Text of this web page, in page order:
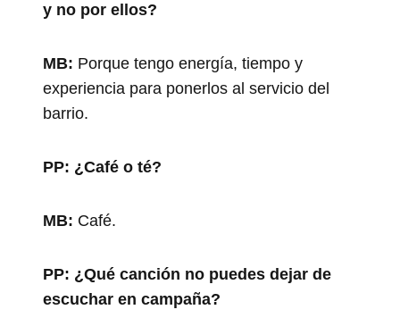
y no por ellos?
MB: Porque tengo energía, tiempo y
experiencia para ponerlos al servicio del
barrio.
PP: ¿Café o té?
MB: Café.
PP: ¿Qué canción no puedes dejar de
escuchar en campaña?